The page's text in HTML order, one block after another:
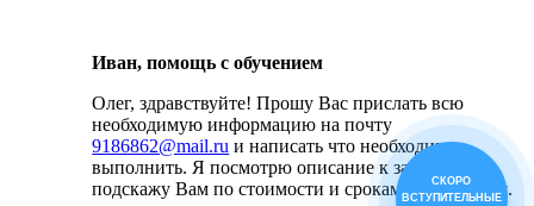
Иван, помощь с обучением
Олег, здравствуйте! Прошу Вас прислать всю
необходимую информацию на почту
9186862@mail.ru и написать что необходимо
выполнить. Я посмотрю описание к заданиям и
подскажу Вам по стоимости и срокам выполнения.
СКОРО
ВСТУПИТЕЛЬНЫЕ